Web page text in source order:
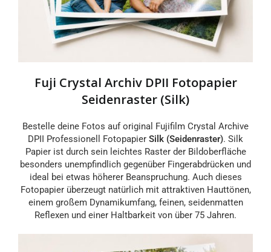
Fuji Crystal Archiv DPII Fotopapier
Seidenraster (Silk)
Bestelle deine Fotos auf original Fujifilm Crystal Archive
DPII Professionell Fotopapier Silk (Seidenraster). Silk
Papier ist durch sein leichtes Raster der Bildoberfläche
besonders unempfindlich gegenüber Fingerabdrücken und
ideal bei etwas höherer Beanspruchung. Auch dieses
Fotopapier überzeugt natürlich mit attraktiven Hauttönen,
einem großem Dynamikumfang, feinen, seidenmatten
Reflexen und einer Haltbarkeit von über 75 Jahren.